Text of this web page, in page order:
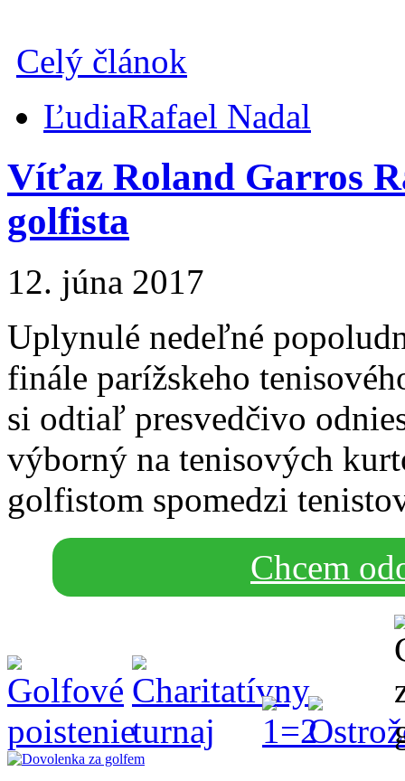
Celý článok
ĽudiaRafael Nadal
Víťaz Roland Garros
golfista
12. júna 2017
Uplynulé nedeľné
finále parížskeho
si odtiaľ presvedčivo
výborný na tenisových
golfistom spomedzi
Chcem